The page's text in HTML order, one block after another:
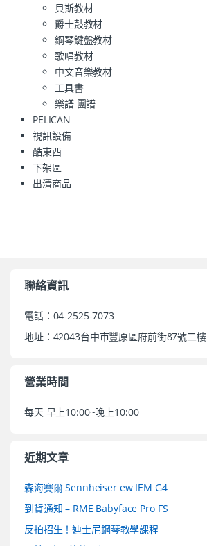
貝斯教材
爵士鼓教材
鋼琴鍵盤教材
歌唱教材
中文音樂教材
工具書
樂譜 團譜
PELICAN
視訊設備
酷東西
下架區
出清商品
聯絡資訊
電話：04-2525-7073
地址：42043台中市豐原區府前街87號二樓
營業時間
每天 早上10:00~晚上10:00
近期文章
森海賽爾 Sennheiser ew IEM G4
到貨通知 – RME Babyface Pro FS
反拍招生！迪士尼鋼琴教學課程